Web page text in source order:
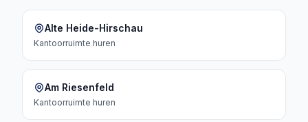
Alte Heide-Hirschau
Kantoorruimte huren
Am Riesenfeld
Kantoorruimte huren